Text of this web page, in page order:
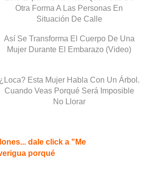
Otra Forma A Las Personas En
Situación De Calle
Así Se Transforma El Cuerpo De Una
Mujer Durante El Embarazo (Video)
¿Loca? Esta Mujer Habla Con Un Árbol.
Cuando Veas Porqué Será Imposible
No Llorar
dale click a "Me
porqué